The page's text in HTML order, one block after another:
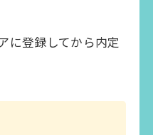
に登録してから内定